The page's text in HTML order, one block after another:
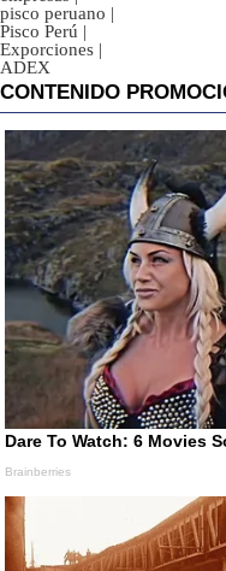
pisco peruano |
Pisco Perú |
Exporciones |
ADEX